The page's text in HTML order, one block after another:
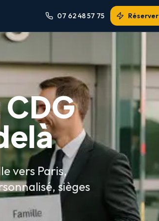
07 62 48 57 75 Réserver
vers Paris,
sièges